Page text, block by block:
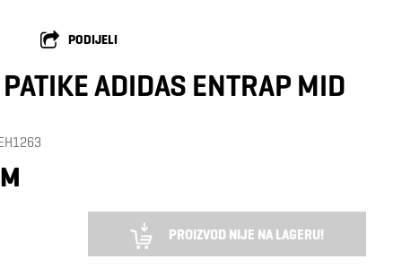
PODIJELI
ADIDAS ENTRAP MID
PROIZVOD NIJE NA LAGERU!